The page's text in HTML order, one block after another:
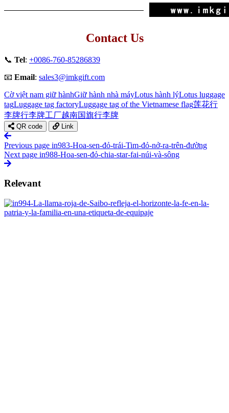
Contact Us
📞 Tel: +0086-760-85286839
📧 Email: sales3@imkgift.com
Cờ việt nam giữ hànhGiữ hành nhà máyLotus hành lýLotus luggage
tagLuggage tag factoryLuggage tag of the Vietnamese flag莲花行
李牌行李牌工厂越南国旗行李牌
QR code Link
Previous page in983-Hoa-sen-đỏ-trái-Tim-đỏ-nở-ra-trên-đường
Next page in988-Hoa-sen-đỏ-chia-star-fai-núi-và-sông
Relevant